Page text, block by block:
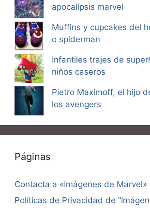
apocalipsis marvel
Muffins y cupcakes del
o spiderman
Infantiles trajes de
niños caseros
Pietro Maximoff, el hijo
los avengers
Páginas
Contacta a «Imágenes de Marvel»
Políticas de Privacidad de